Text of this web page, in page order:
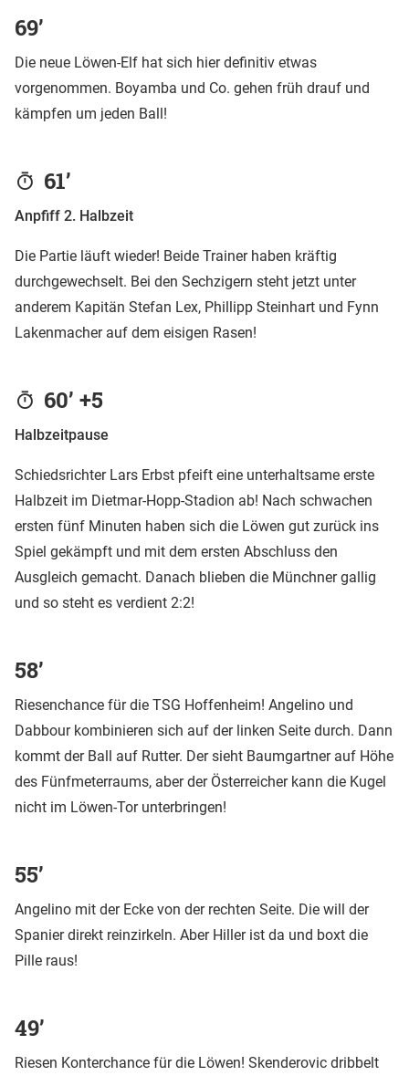
69’
Die neue Löwen-Elf hat sich hier definitiv etwas
vorgenommen. Boyamba und Co. gehen früh drauf und
kämpfen um jeden Ball!
61’
Anpfiff 2. Halbzeit
Die Partie läuft wieder! Beide Trainer haben kräftig
durchgewechselt. Bei den Sechzigern steht jetzt unter
anderem Kapitän Stefan Lex, Phillipp Steinhart und Fynn
Lakenmacher auf dem eisigen Rasen!
60’ +5
Halbzeitpause
Schiedsrichter Lars Erbst pfeift eine unterhaltsame erste
Halbzeit im Dietmar-Hopp-Stadion ab! Nach schwachen
ersten fünf Minuten haben sich die Löwen gut zurück ins
Spiel gekämpft und mit dem ersten Abschluss den
Ausgleich gemacht. Danach blieben die Münchner gallig
und so steht es verdient 2:2!
58’
Riesenchance für die TSG Hoffenheim! Angelino und
Dabbour kombinieren sich auf der linken Seite durch. Dann
kommt der Ball auf Rutter. Der sieht Baumgartner auf Höhe
des Fünfmeterraums, aber der Österreicher kann die Kugel
nicht im Löwen-Tor unterbringen!
55’
Angelino mit der Ecke von der rechten Seite. Die will der
Spanier direkt reinzirkeln. Aber Hiller ist da und boxt die
Pille raus!
49’
Riesen Konterchance für die Löwen! Skenderovic dribbelt